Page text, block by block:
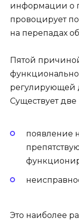
информации о
провоцирует
на перепадах
Пятой
регулирующей
Существует
появление
Это наиболее